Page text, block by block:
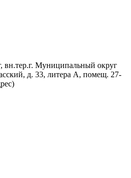
вн.тер.г. Муниципальный округ
д. 33, литера А, помещ. 27-